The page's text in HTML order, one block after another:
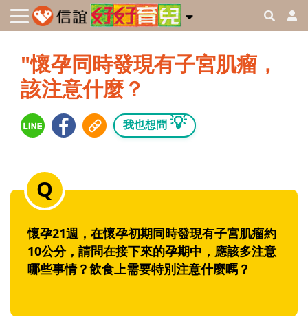
"懷孕同時發現有子宮肌瘤，
該注意什麼？
我也想問 💡
懷孕21週，在懷孕初期同時發現有子宮肌瘤約
10公分，請問在接下來的孕期中，應該多注意
哪些事情？飲食上需要特別注意什麼嗎？